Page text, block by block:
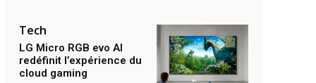
Tech
LG Micro RGB evo AI
redéfinit l’expérience du
cloud gaming